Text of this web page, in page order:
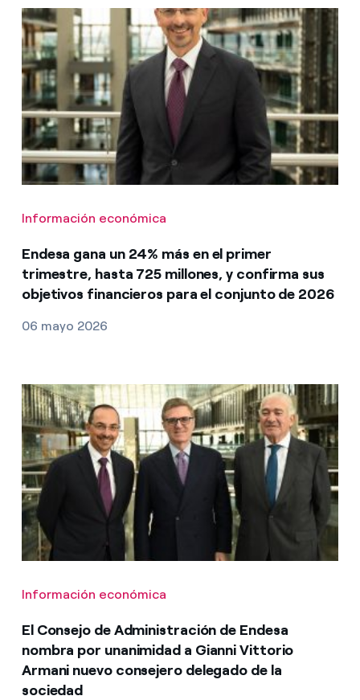
Información económica
Endesa gana un 24% más en el primer
trimestre, hasta 725 millones, y confirma sus
objetivos financieros para el conjunto de 2026
06 mayo 2026
Información económica
El Consejo de Administración de Endesa
nombra por unanimidad a Gianni Vittorio
Armani nuevo consejero delegado de la
sociedad